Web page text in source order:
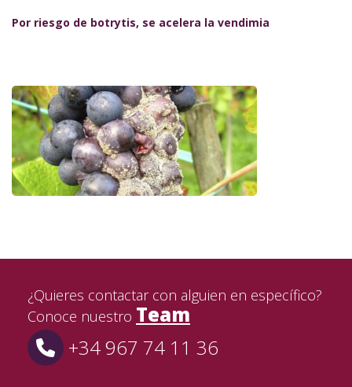
Por riesgo de botrytis, se acelera la vendimia
¿Quieres contactar con alguien en específico?
Conoce nuestro Team
+34 967 74 11 36